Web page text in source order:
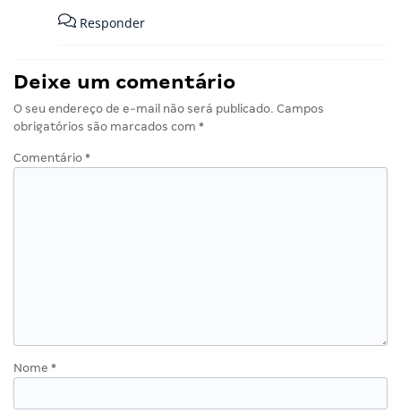
Responder
Deixe um comentário
O seu endereço de e-mail não será publicado. Campos
obrigatórios são marcados com *
Comentário *
Nome *